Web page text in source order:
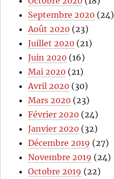
Septembre 2020 (24)
Août 2020 (23)
Juillet 2020 (21)
Juin 2020 (16)
Mai 2020 (21)
Avril 2020 (30)
Mars 2020 (23)
Février 2020 (24)
Janvier 2020 (32)
Décembre 2019 (27)
Novembre 2019 (24)
Octobre 2019 (22)